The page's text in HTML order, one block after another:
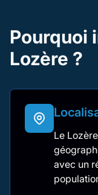
Pourquoi
Lozère ?
Le
avec un